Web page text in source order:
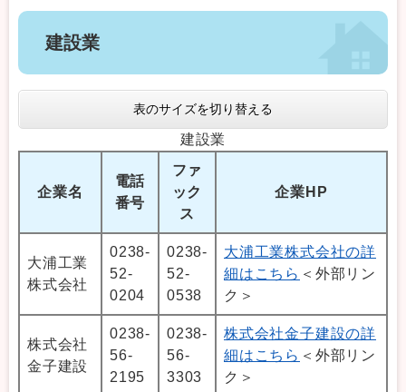
建設業
表のサイズを切り替える
建設業
企業名
電話
番号
ファ
ック
ス
企業HP
大浦工業
株式会社
0238-
52-
0204
0238-
52-
0538
大浦工業株式会社の詳
細はこちら ＜外部リン
ク＞
株式会社
金子建設
0238-
56-
2195
0238-
56-
3303
株式会社金子建設の詳
細はこちら ＜外部リン
ク＞